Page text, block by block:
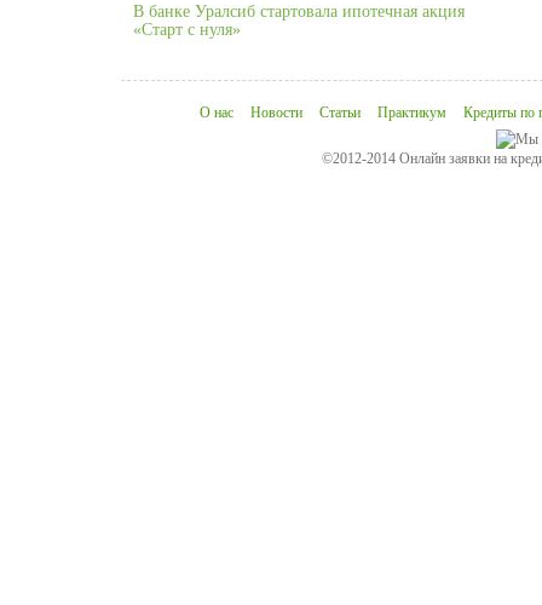
В банке Уралсиб стартовала ипотечная акция
«Старт с нуля»
О нас Новости Статьи Практикум Кредиты по
©2012-2014 Онлайн заявки на